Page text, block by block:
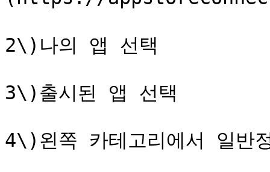
2\)나의 앱 선택
3\)출시된 앱 선택
4\)왼쪽 카테고리에서 일반